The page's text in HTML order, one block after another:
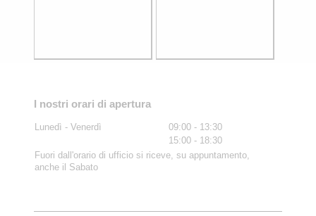
I nostri orari di apertura
Lunedì - Venerdì 09:00 - 13:30
15:00 - 18:30
Fuori dall'orario di ufficio si riceve, su appuntamento,
anche il Sabato